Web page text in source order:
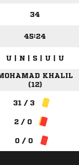
34
45:24
U | N | S | U | U
KHALIL
(12)
31 / 3
2 / 0
0 / 0